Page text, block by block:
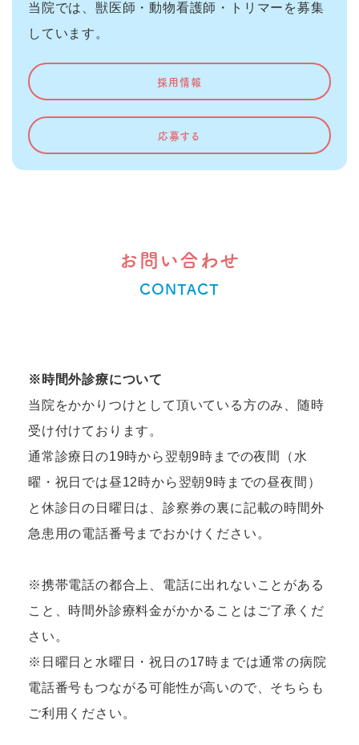
当院では、獣医師・動物看護師・トリマーを募集
しています。
採用情報
応募する
お問い合わせ
CONTACT
※時間外診療について
当院をかかりつけとして頂いている方のみ、随時
受け付けております。
通常診療日の19時から翌朝9時までの夜間（水
曜・祝日では昼12時から翌朝9時までの昼夜間）
と 休診日の日曜日は、診察券の裏に記載の時間外
急患用の電話番号までおかけください。
※携帯電話の都合上、電話に出れないことがある
こと、時間外診療料金がかかることはご了承くだ
さい。
※日曜日と水曜日・祝日の17時までは通常の病院
電話番号もつながる可能性が高いので、そちらも
ご利用ください。